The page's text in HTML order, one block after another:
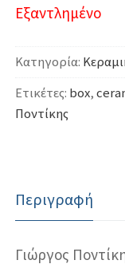
Εξαντλημένο
Κατηγορία:
Ετικέτες: box,
Ποντίκης
Περιγραφή
Γιώργος